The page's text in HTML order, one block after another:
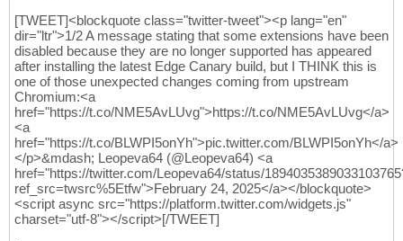
[TWEET]<blockquote class="twitter-tweet"><p lang="en"
dir="ltr">1/2 A message stating that some extensions have been
disabled because they are no longer supported has appeared
after installing the latest Edge Canary build, but I THINK this is
one of those unexpected changes coming from upstream
Chromium:<a
href="https://t.co/NME5AvLUvg">https://t.co/NME5AvLUvg</a>
<a
href="https://t.co/BLWPI5onYh">pic.twitter.com/BLWPI5onYh</a>
</p>&mdash; Leopeva64 (@Leopeva64) <a
href="https://twitter.com/Leopeva64/status/
ref_src=twsrc%5Etfw">February 24, 2025</a></blockquote>
<script async src="https://platform.twitter.com/widgets.js"
charset="utf-8"></script>[/TWEET]